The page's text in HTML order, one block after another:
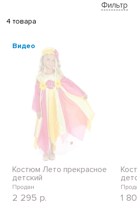
Фильтр
4 товара
Костюм Лето прекрасное
детский
Продан
2 295 р. 1